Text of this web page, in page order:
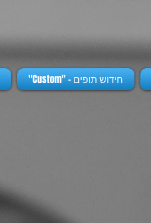
חידוש תופים - "Custom"